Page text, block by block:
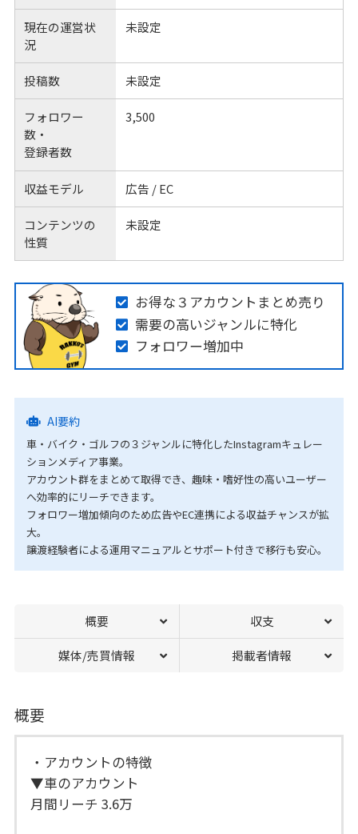
現在の運営状
況
未設定
投稿数 未設定
フォロワー
数・
登録者数
3,500
収益モデル 広告 / EC
コンテンツの
性質
未設定
お得な３アカウントまとめ売り
需要の高いジャンルに特化
フォロワー増加中
AI要約
車・バイク・ゴルフの３ジャンルに特化したInstagramキュレー
ションメディア事業。
アカウント群をまとめて取得でき、趣味・嗜好性の高いユーザー
へ効率的にリーチできます。
フォロワー増加傾向のため広告やEC連携による収益チャンスが拡
大。
譲渡経験者による運用マニュアルとサポート付きで移行も安心。
概要 収支
媒体/売買情報 掲載者情報
概要
・アカウントの特徴
▼車のアカウント
月間リーチ 3.6万